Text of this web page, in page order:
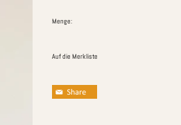
Menge:
Auf die Merkliste